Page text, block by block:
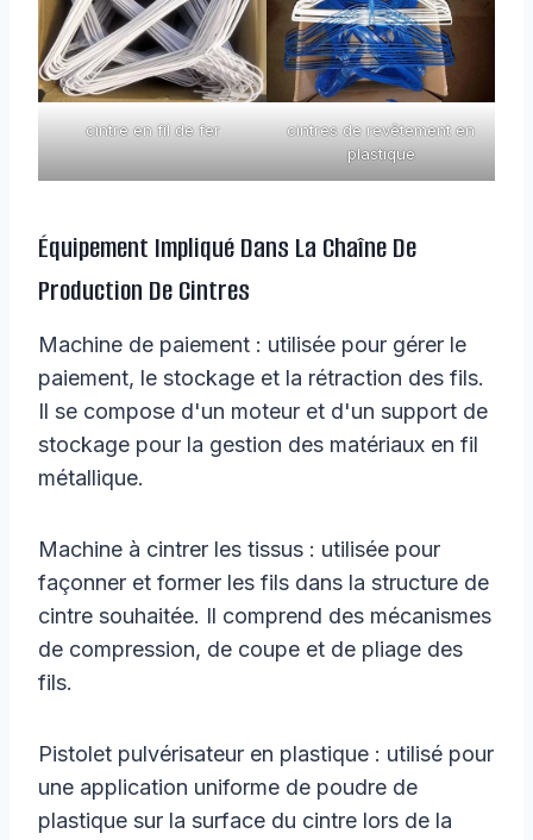
cintre en fil de fer
cintres de revêtement en
plastique
Équipement Impliqué Dans La Chaîne De
Production De Cintres
Machine de paiement : utilisée pour gérer le
paiement, le stockage et la rétraction des fils.
Il se compose d'un moteur et d'un support de
stockage pour la gestion des matériaux en fil
métallique.
Machine à cintrer les tissus : utilisée pour
façonner et former les fils dans la structure de
cintre souhaitée. Il comprend des mécanismes
de compression, de coupe et de pliage des
fils.
Pistolet pulvérisateur en plastique : utilisé pour
une application uniforme de poudre de
plastique sur la surface du cintre lors de la